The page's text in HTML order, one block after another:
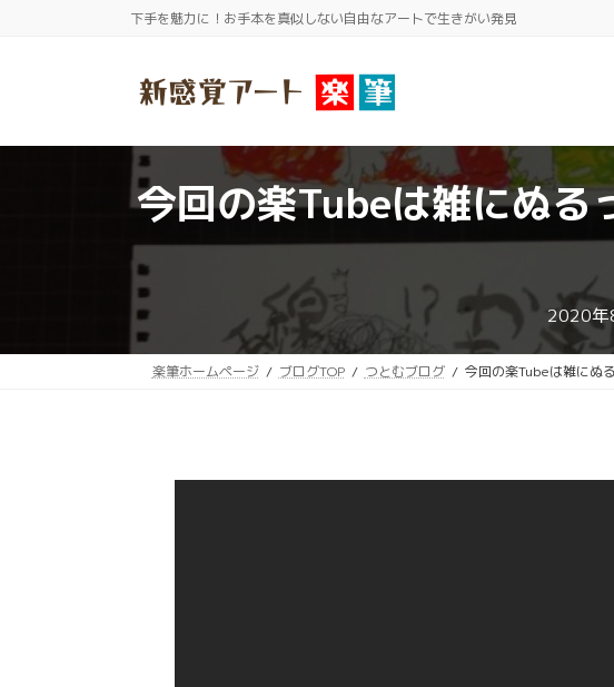
下手を魅力に！お手本を真似しない自由なアートで生きがい発見
今回の楽Tubeは雑にぬる
2020年
楽筆ホームページ ブログTOP つとむブログ 今回の楽Tubeは雑にぬ